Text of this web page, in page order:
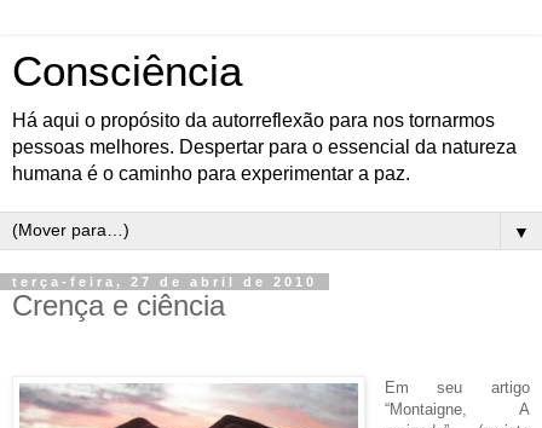
Consciência
Há aqui o propósito da autorreflexão para nos tornarmos
pessoas melhores. Despertar para o essencial da natureza
humana é o caminho para experimentar a paz.
▼
terça-feira, 27 de abril de 2010
Crença e ciência
Em seu artigo
“Montaigne, A